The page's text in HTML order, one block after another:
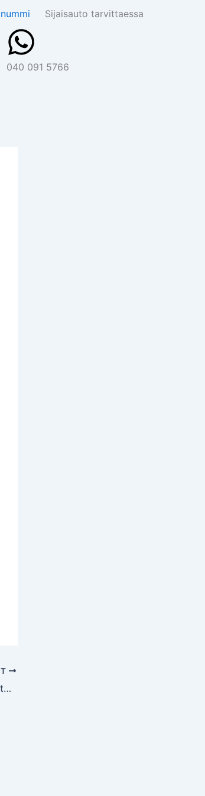
Sijaisauto tarvittaessa
040 091 5766
Tuo nyt autosi turvallisesti huoltoon